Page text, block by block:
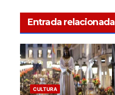
Entrada relacionada
CULTURA